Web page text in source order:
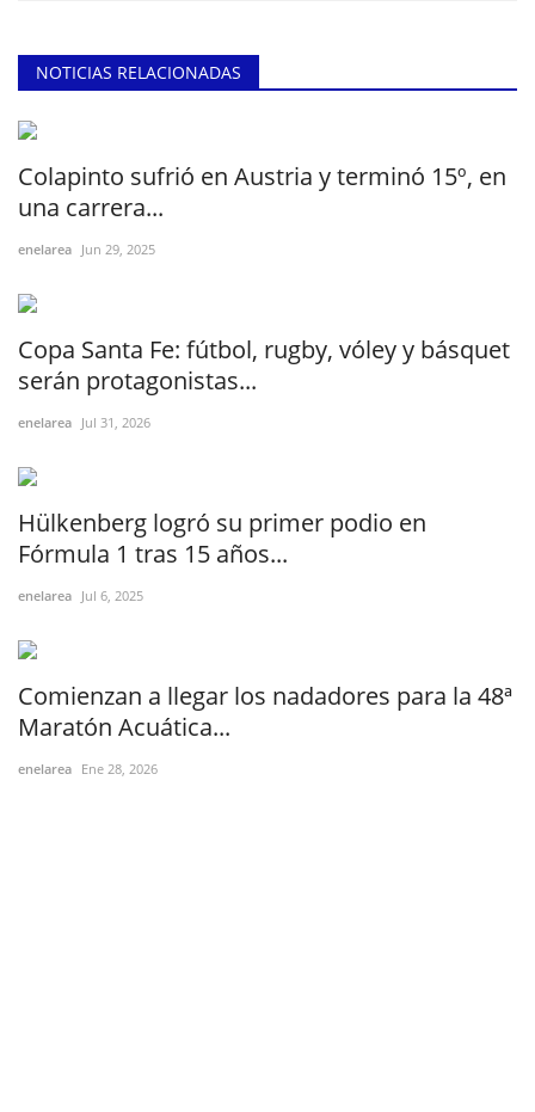
NOTICIAS RELACIONADAS
Colapinto sufrió en Austria y terminó 15º, en
una carrera...
enelarea Jun 29, 2025
Copa Santa Fe: fútbol, rugby, vóley y básquet
serán protagonistas...
enelarea Jul 31, 2026
Hülkenberg logró su primer podio en
Fórmula 1 tras 15 años...
enelarea Jul 6, 2025
Comienzan a llegar los nadadores para la 48ª
Maratón Acuática...
enelarea Ene 28, 2026